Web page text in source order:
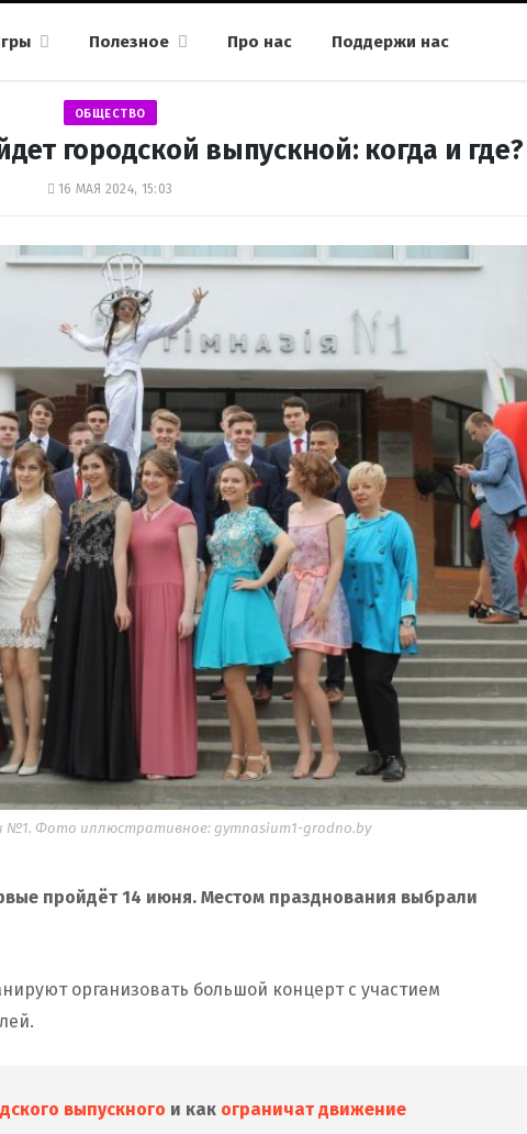
Полезное Про нас Поддержи нас
ОБЩЕСТВО
городской выпускной: когда и где?
16 МАЯ 2024, 15:03
№1. Фото иллюстративное: gymnasium1-grodno.by
пройдёт 14 июня. Местом празднования выбрали
организовать большой концерт с участием
выпускного и как ограничат движение